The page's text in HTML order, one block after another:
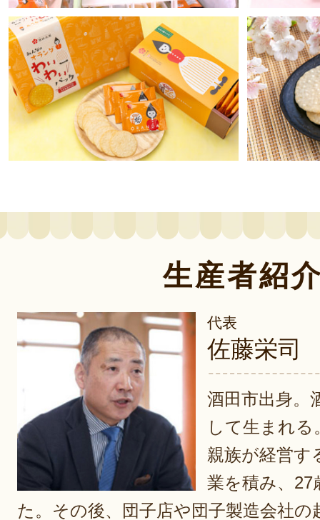
生産者紹
代表
佐藤栄司
酒田市出身。
して生まれる
親族が経営す
業を積み、27
た。その後、団子店や団子製造会社の